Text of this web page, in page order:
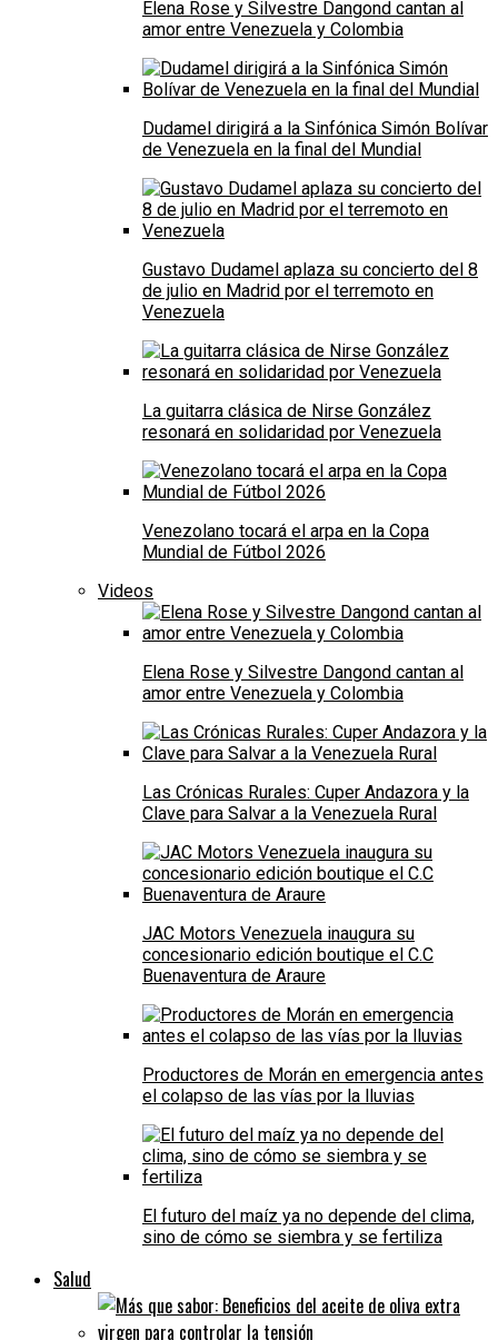
Elena Rose y Silvestre Dangond cantan al
amor entre Venezuela y Colombia
Dudamel dirigirá a la Sinfónica Simón Bolívar
de Venezuela en la final del Mundial
Gustavo Dudamel aplaza su concierto del 8
de julio en Madrid por el terremoto en
Venezuela
La guitarra clásica de Nirse González
resonará en solidaridad por Venezuela
Venezolano tocará el arpa en la Copa
Mundial de Fútbol 2026
Videos
Elena Rose y Silvestre Dangond cantan al
amor entre Venezuela y Colombia
Las Crónicas Rurales: Cuper Andazora y la
Clave para Salvar a la Venezuela Rural
JAC Motors Venezuela inaugura su
concesionario edición boutique el C.C
Buenaventura de Araure
Productores de Morán en emergencia antes
el colapso de las vías por la lluvias
El futuro del maíz ya no depende del clima,
sino de cómo se siembra y se fertiliza
Salud